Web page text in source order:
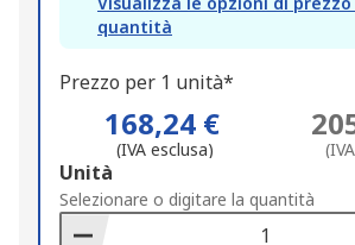
quantità
Prezzo per 1 unità*
168,24 €
(IVA esclusa)
Add
to
Basket
Unità
Selezionare o digitare la quantità